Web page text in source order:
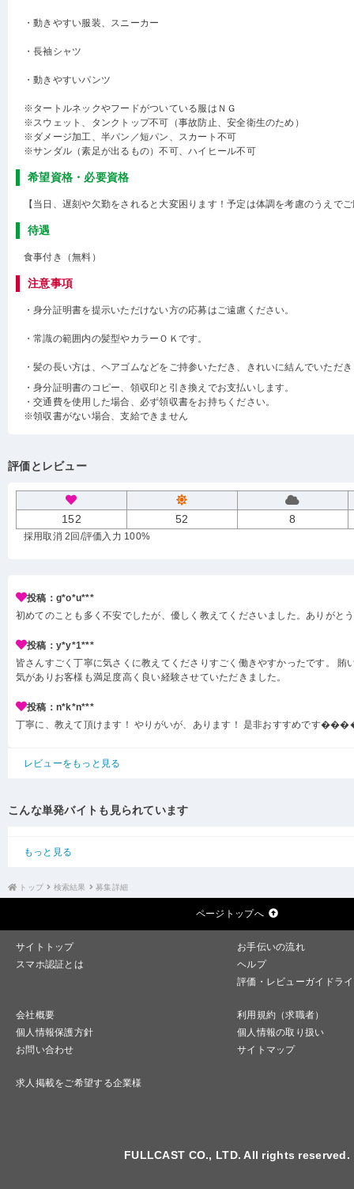
・動きやすい服装、スニーカー
・長袖シャツ
・動きやすいパンツ
※タートルネックやフードがついている服はＮＧ
※スウェット、タンクトップ不可（事故防止、安全衛生のため）
※ダメージ加工、半パン／短パン、スカート不可
※サンダル（素足が出るもの）不可、ハイヒール不可
希望資格・必要資格
【当日、遅刻や欠勤をされると大変困ります！予定は体調を考慮のうえで
待遇
食事付き（無料）
注意事項
・身分証明書を提示いただけない方の応募はご遠慮ください。
・常識の範囲内の髪型やカラーＯＫです。
・髪の長い方は、ヘアゴムなどをご持参いただき、きれいに結んでいただ
・身分証明書のコピー、領収印と引き換えでお支払いします。
・交通費を使用した場合、必ず領収書をお持ちください。
※領収書がない場合、支給できません
評価とレビュー
152 52 8
採用取消 2回 /評価入力 100%
投稿：g*o*u***
初めてのことも多く不安でしたが、優しく教えてくださいました。ありがと
投稿：y*y*1***
皆さんすごく丁寧に気さくに教えてくださりすごく働きやすかったです。 賄
気がありお客様も満足度高く良い経験させていただきました。
投稿：n*k*n***
丁寧に、教えて頂けます！ やりがいが、あります！ 是非おすすめです
レビューをもっと見る
こんな単発バイトも見られています
もっと見る
トップ 検索結果 募集詳細
ページトップへ
サイトトップ
お手伝いの流れ
スマホ認証とは
ヘルプ
評価・レビューガイドラ
会社概要
利用規約（求職者）
個人情報保護方針
個人情報の取り扱い
お問い合わせ
サイトマップ
求人掲載をご希望する企業様
FULLCAST CO., LTD. All rights reserved.